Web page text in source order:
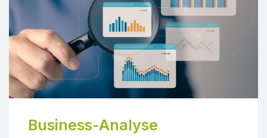
Business-Analyse